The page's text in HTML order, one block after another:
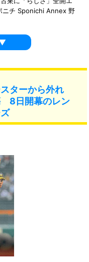
ニチ Sponichi Annex 野
ターから外れ
8日開幕のレン